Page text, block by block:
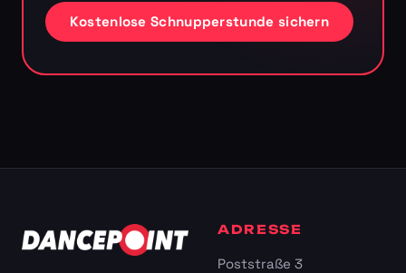
Kostenlose Schnupperstunde sichern
ADRESSE
Poststraße 3